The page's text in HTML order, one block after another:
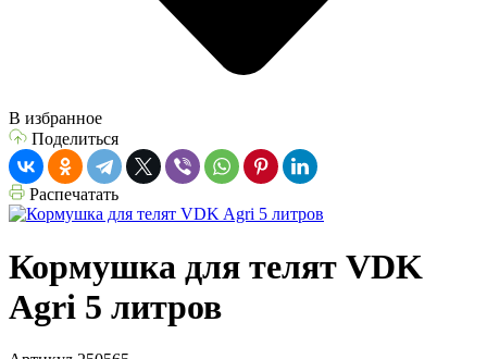
В избранное
Поделиться
Распечатать
Кормушка для телят VDK
Agri 5 литров